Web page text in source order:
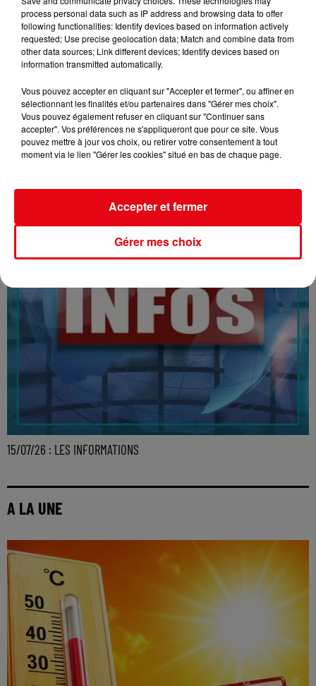
16/07/26 : LES INFORMATIONS
15/07/26 : LES INFORMATIONS
A LA UNE
process personal data such as IP address and browsing data to offer
following functionalities: Identify devices based on information actively
requested; Use precise geolocation data; Match and combine data from
other data sources; Link different devices; Identify devices based on
information transmitted automatically.
Vous pouvez accepter en cliquant sur "Accepter et fermer", ou affiner en
sélectionnant les finalités et/ou partenaires dans "Gérer mes choix".
Vous pouvez également refuser en cliquant sur "Continuer sans
accepter". Vos préférences ne s'appliqueront que pour ce site. Vous
pouvez mettre à jour vos choix, ou retirer votre consentement à tout
moment via le lien "Gérer les cookies" situé en bas de chaque page.
Gérer mes choix
Accepter et fermer